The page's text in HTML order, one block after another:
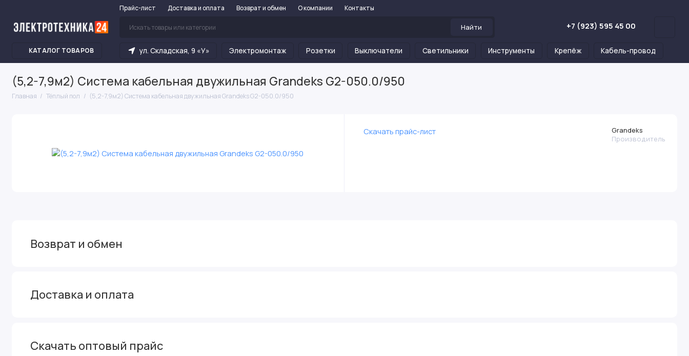
Прайс-лист Доставка и оплата Возврат и обмен О компании Контакты
Найти +7 (923) 595 45 00
КАТАЛОГ ТОВАРОВ ул. Складская, 9 «У» Электромонтаж Розетки Выключатели Светильники Инструменты Крепёж Кабель-провод
(5,2-7,9м2) Система кабельная двужильная Grandeks G2-050.0/950
Главная Тёплый пол (5,2-7,9м2) Система кабельная двужильная Grandeks G2-050.0/950
Скачать прайс-лист
Grandeks
Производитель
Возврат и обмен
Доставка и оплата
Скачать оптовый прайс